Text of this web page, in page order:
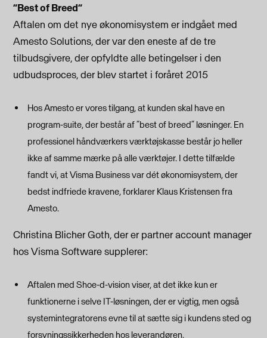
”Best of Breed”
Aftalen om det nye økonomisystem er indgået med
Amesto Solutions, der var den eneste af de tre
tilbudsgivere, der opfyldte alle betingelser i den
udbudsproces, der blev startet i foråret 2015
Hos Amesto er vores tilgang, at kunden skal have en
program-suite, der består af ”best of breed” løsninger. En
professionel håndværkers værktøjskasse består jo heller
ikke af samme mærke på alle værktøjer. I dette tilfælde
fandt vi, at Visma Business var dét økonomisystem, der
bedst indfriede kravene, forklarer Klaus Kristensen fra
Amesto.
Christina Blicher Goth, der er partner account manager
hos Visma Software supplerer:
Aftalen med Shoe-d-vision viser, at det ikke kun er
funktionerne i selve IT-løsningen, der er vigtig, men også
systemintegratorens evne til at sætte sig i kundens sted og
forsyningssikkerheden hos leverandøren.